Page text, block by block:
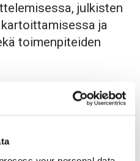
julkisten
ja
toimenpiteiden